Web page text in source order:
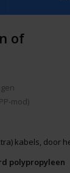
of
mod)
kabels, door
polypropyleen